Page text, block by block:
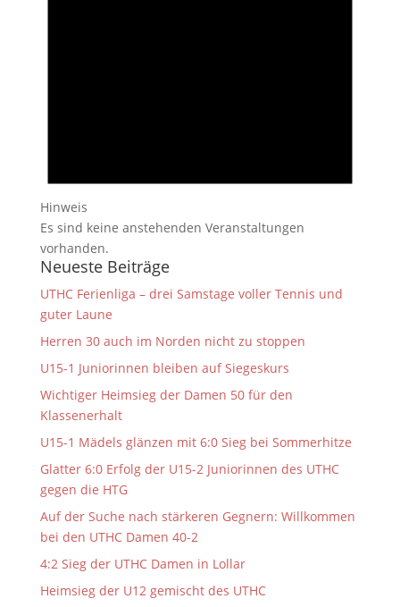
Hinweis
Es sind keine anstehenden Veranstaltungen
vorhanden.
Neueste Beiträge
UTHC Ferienliga – drei Samstage voller Tennis und
guter Laune
Herren 30 auch im Norden nicht zu stoppen
U15-1 Juniorinnen bleiben auf Siegeskurs
Wichtiger Heimsieg der Damen 50 für den
Klassenerhalt
U15-1 Mädels glänzen mit 6:0 Sieg bei Sommerhitze
Glatter 6:0 Erfolg der U15-2 Juniorinnen des UTHC
gegen die HTG
Auf der Suche nach stärkeren Gegnern: Willkommen
bei den UTHC Damen 40-2
4:2 Sieg der UTHC Damen in Lollar
Heimsieg der U12 gemischt des UTHC